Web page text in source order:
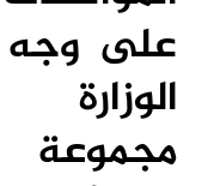
على وجه